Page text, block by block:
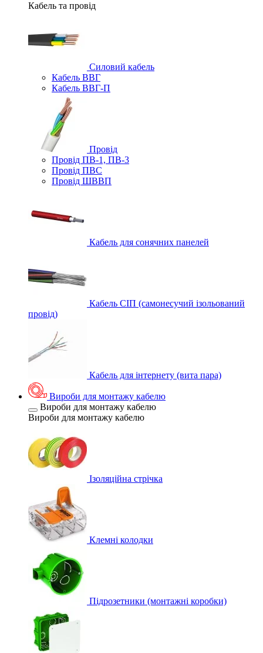
Кабель та провід
Силовий кабель
Кабель ВВГ
Кабель ВВГ-П
Провід
Провід ПВ-1, ПВ-3
Провід ПВС
Провід ШВВП
Кабель для сонячних панелей
Кабель СІП (самонесучий ізольований
провід)
Кабель для інтернету (вита пара)
Вироби для монтажу кабелю
Вироби для монтажу кабелю
Вироби для монтажу кабелю
Ізоляційна стрічка
Клемні колодки
Підрозетники (монтажні коробки)